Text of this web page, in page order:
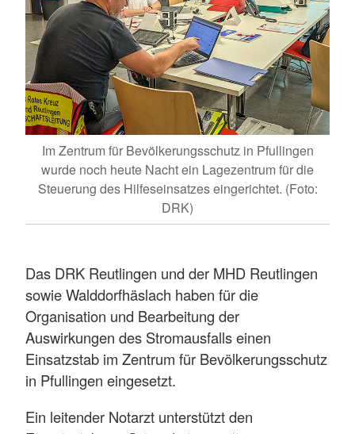
Im Zentrum für Bevölkerungsschutz in Pfullingen
wurde noch heute Nacht ein Lagezentrum für die
Steuerung des Hilfeseinsatzes eingerichtet. (Foto:
DRK)
Das DRK Reutlingen und der MHD Reutlingen
sowie Walddorfhäslach haben für die
Organisation und Bearbeitung der
Auswirkungen des Stromausfalls einen
Einsatzstab im Zentrum für Bevölkerungsschutz
in Pfullingen eingesetzt.
Ein leitender Notarzt unterstützt den